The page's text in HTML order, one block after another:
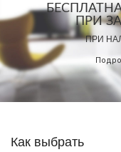
ПРИ
ПРИ
Как выбрать